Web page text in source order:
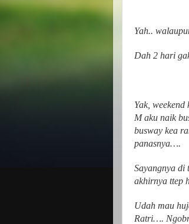
Yah..
Dah 2 hari
Yak,
M aku naik
busway kea
panasnya….
Sayangnya di
akhirnya ttep
Udah mau
Ratri….